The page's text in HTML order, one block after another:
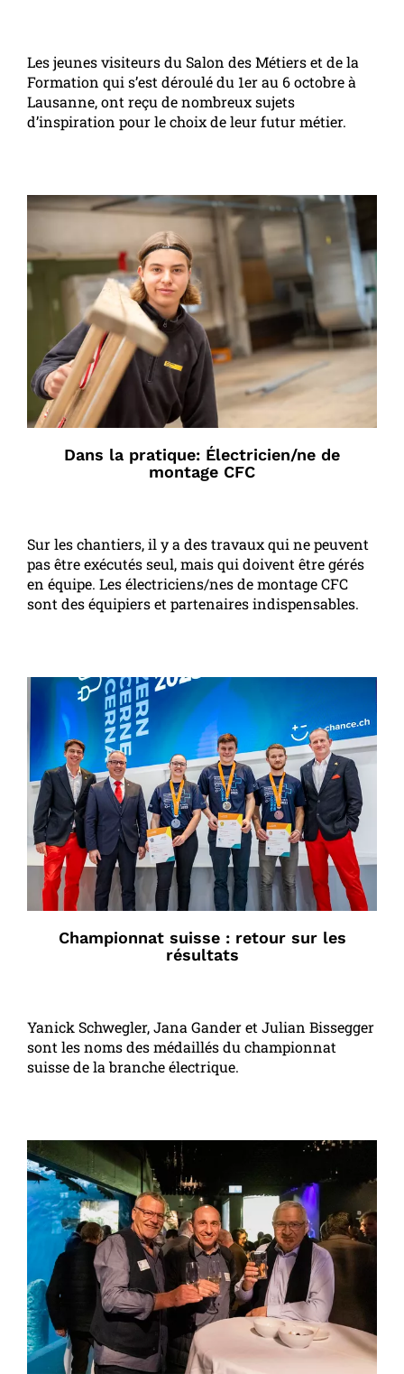
Les jeunes visiteurs du Salon des Métiers et de la
Formation qui s’est déroulé du 1er au 6 octobre à
Lausanne, ont reçu de nombreux sujets
d’inspiration pour le choix de leur futur métier.
Dans la pratique: Électricien/ne de
montage CFC
Sur les chantiers, il y a des travaux qui ne peuvent
pas être exécutés seul, mais qui doivent être gérés
en équipe. Les électriciens/nes de montage CFC
sont des équipiers et partenaires indispensables.
Championnat suisse : retour sur les
résultats
Yanick Schwegler, Jana Gander et Julian Bissegger
sont les noms des médaillés du championnat
suisse de la branche électrique.